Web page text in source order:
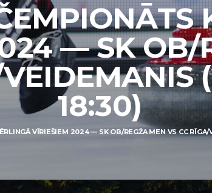
— SK OB/
18:30)
VĪRIEŠIEM 2024 — SK OB/REGŽA MEN VS CC